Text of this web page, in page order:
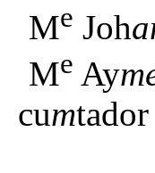
Me Joh
Me Ay
cumtador